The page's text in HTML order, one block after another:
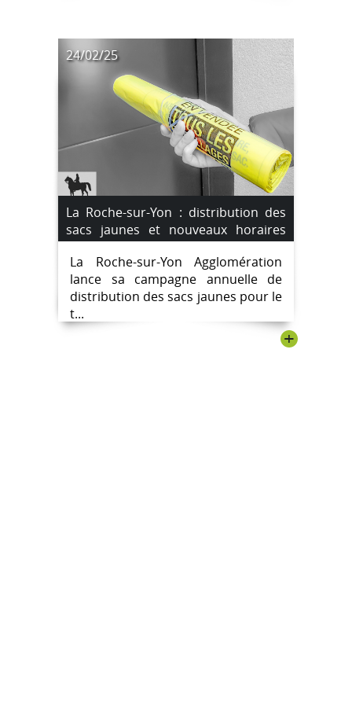
24/02/25
La Roche-sur-Yon : distribution des
sacs jaunes et nouveaux horaires
des déchèteries
La Roche-sur-Yon Agglomération
lance sa campagne annuelle de
distribution des sacs jaunes pour le
t...
+